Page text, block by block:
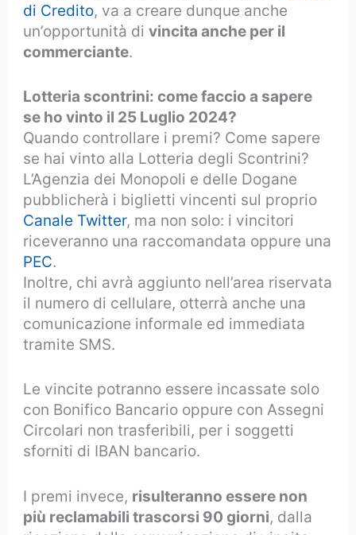
di Credito, va a creare dunque anche
un’opportunità divincita anche per il
commerciante.
Lotteria scontrini: come faccio a sapere
se ho vinto il 25 Luglio 2024?
Quando controllare i premi? Come sapere
se hai vinto alla Lotteria degli Scontrini?
L’Agenzia dei Monopoli e delle Dogane
pubblicherà i biglietti vincenti sul proprio
Canale Twitter, ma non solo: i vincitori
riceveranno una raccomandata oppure una
PEC.
Inoltre, chi avrà aggiunto nell’area riservata
il numero di cellulare, otterrà anche una
comunicazione informale ed immediata
tramite SMS.
Le vincite potranno essere incassate solo
con Bonifico Bancario oppure con Assegni
Circolari non trasferibili, per i soggetti
sforniti di IBAN bancario.
I premi invece, risulteranno essere non
più reclamabili trascorsi 90 giorni, dalla